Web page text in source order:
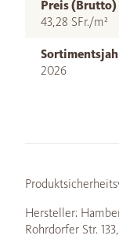
Preis (Brutto)
43,28 SFr./m²
2026
Hersteller:
Rohrdorfer Str.